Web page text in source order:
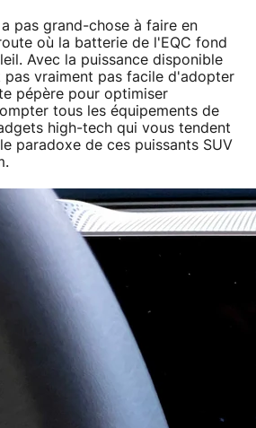
pas grand-chose à faire en
où la batterie de l'EQC fond
Avec la puissance disponible
pas vraiment pas facile d'adopter
pépère pour optimiser
tous les équipements de
high-tech qui vous tendent
paradoxe de ces puissants SUV